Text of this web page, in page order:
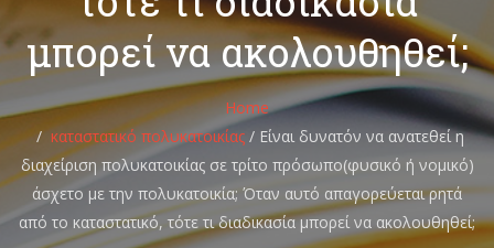
μπορεί να ακολουθηθεί;
Home
καταστατικό πολυκατοικίας /Είναι δυνατόν να ανατεθεί η
διαχείριση πολυκατοικίας σε τρίτο πρόσωπο(φυσικό ή νομικό)
άσχετο με την πολυκατοικία; Όταν αυτό απαγορεύεται ρητά
από το καταστατικό, τότε τι διαδικασία μπορεί να ακολουθηθεί;